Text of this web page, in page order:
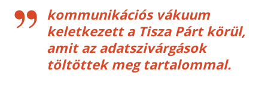
kommunikációs vákuum
keletkezett a Tisza Párt körül,
amit az adatszivárgások
töltöttek meg tartalommal.